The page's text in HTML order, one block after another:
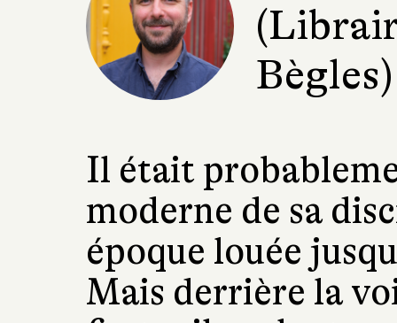
Bègles)
Il était
moderne de sa
époque louée
Mais derrière la